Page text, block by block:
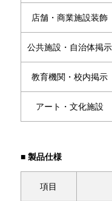
店舗・商業施設装飾
公共施設・自治体掲示
教育機関・校内掲示
アート・文化施設
■ 製品仕様
項目